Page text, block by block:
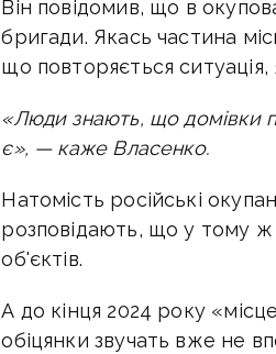
Він повідомив, що в
бригади. Якась частина
що повторяється
«Люди знають, що домівки
є», — каже Власенко.
Натомість російські
розповідають, що у тому
об'єктів.
А до кінця 2024 року
обіцянки звучать вже не